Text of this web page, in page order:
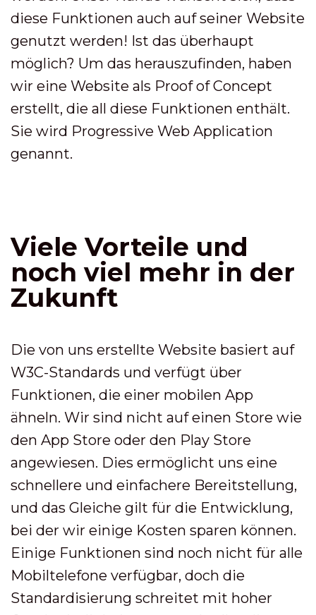
diese Funktionen auch auf seiner Website
genutzt werden! Ist das überhaupt
möglich? Um das herauszufinden, haben
wir eine Website als Proof of Concept
erstellt, die all diese Funktionen enthält.
Sie wird Progressive Web Application
genannt.
Viele Vorteile und
noch viel mehr in der
Zukunft
Die von uns erstellte Website basiert auf
W3C-Standards und verfügt über
Funktionen, die einer mobilen App
ähneln. Wir sind nicht auf einen Store wie
den App Store oder den Play Store
angewiesen. Dies ermöglicht uns eine
schnellere und einfachere Bereitstellung,
und das Gleiche gilt für die Entwicklung,
bei der wir einige Kosten sparen können.
Einige Funktionen sind noch nicht für alle
Mobiltelefone verfügbar, doch die
Standardisierung schreitet mit hoher